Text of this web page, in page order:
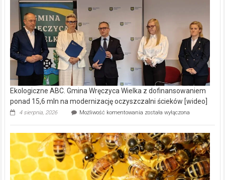
Ekologiczne ABC. Gmina Wręczyca Wielka z dofinansowaniem
ponad 15,6 mln na modernizację oczyszczalni ścieków [wideo]
4 sierpnia, 2026 Możliwość komentowania Ekologiczne
Wręczyca
Wielka
z
dofinansowaniem
ponad
15,6
została wyłączona